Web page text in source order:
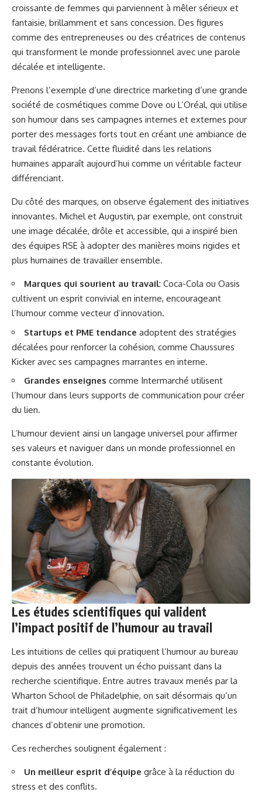
croissante de femmes qui parviennent à mêler sérieux et
fantaisie, brillamment et sans concession. Des figures
comme des entrepreneuses ou des créatrices de contenus
qui transforment le monde professionnel avec une parole
décalée et intelligente.
Prenons l’exemple d’une directrice marketing d’une grande
société de cosmétiques comme Dove ou L’Oréal, qui utilise
son humour dans ses campagnes internes et externes pour
porter des messages forts tout en créant une ambiance de
travail fédératrice. Cette fluidité dans les relations
humaines apparaît aujourd’hui comme un véritable facteur
différenciant.
Du côté des marques, on observe également des initiatives
innovantes. Michel et Augustin, par exemple, ont construit
une image décalée, drôle et accessible, qui a inspiré bien
des équipes RSE à adopter des manières moins rigides et
plus humaines de travailler ensemble.
Marques qui sourient au travail: Coca-Cola ou Oasis
cultivent un esprit convivial en interne, encourageant
l’humour comme vecteur d’innovation.
Startups et PME tendance adoptent des stratégies
décalées pour renforcer la cohésion, comme Chaussures
Kicker avec ses campagnes marrantes en interne.
Grandes enseignes comme Intermarché utilisent
l’humour dans leurs supports de communication pour créer
du lien.
L’humour devient ainsi un langage universel pour affirmer
ses valeurs et naviguer dans un monde professionnel en
constante évolution.
Les études scientifiques qui valident
l’impact positif de l’humour au travail
Les intuitions de celles qui pratiquent l’humour au bureau
depuis des années trouvent un écho puissant dans la
recherche scientifique. Entre autres travaux menés par la
Wharton School de Philadelphie, on sait désormais qu’un
trait d’humour intelligent augmente significativement les
chances d’obtenir une promotion.
Ces recherches soulignent également :
Un meilleur esprit d’équipe grâce à la réduction du
stress et des conflits.